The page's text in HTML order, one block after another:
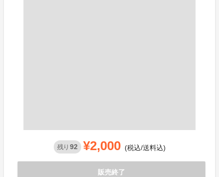
残り 92 ¥2,000 (税込/送料込)
販売終了